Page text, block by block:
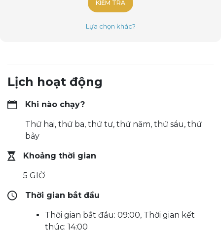
KIỂM TRA
Lựa chọn khác?
Lịch hoạt động
Khi nào chạy?
Thứ hai, thứ ba, thứ tư, thứ năm, thứ sáu, thứ
bảy
Khoảng thời gian
5 GIỜ
Thời gian bắt đầu
Thời gian bắt đầu: 09:00, Thời gian kết
thúc: 14:00